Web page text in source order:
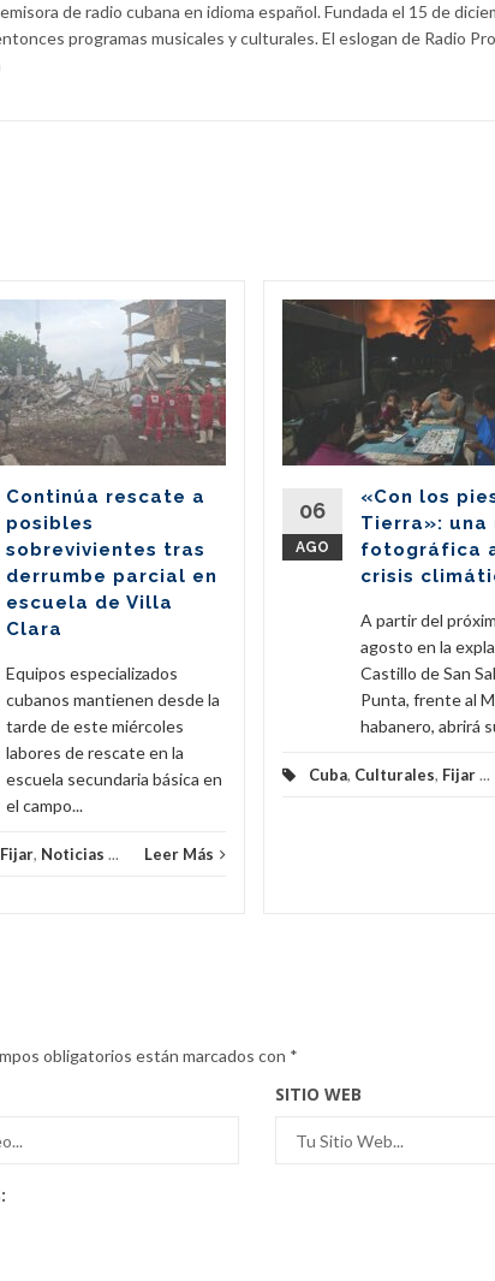
de radio cubana en idioma español. Fundada el 15 de
programas musicales y culturales. El eslogan de Radio
Continúa rescate a
posibles
sobrevivientes tras
derrumbe parcial en
escuela de Villa
Clara
Equipos especializados
cubanos mantienen desde la
tarde de este miércoles
labores de rescate en la
escuela secundaria básica en
el campo...
Fijar, Noticias ... Leer Más
06
AGO
«Con los
Tierra»: una
fotográfica
crisis
A partir del
agosto en la
Castillo de San
Punta, frente al
habanero, abrirá
Cuba, Culturales, Fijar...
obligatorios están marcados con *
SITIO WEB